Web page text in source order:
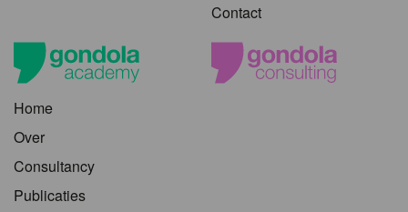
Contact
Home
Over
Consultancy
Publicaties